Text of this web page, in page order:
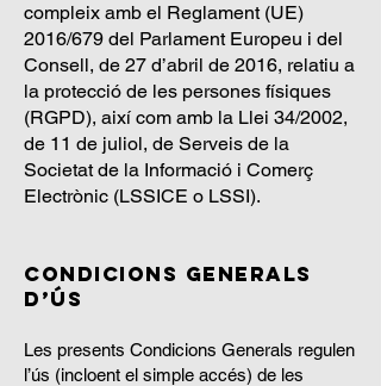
compleix amb el Reglament (UE)
2016/679 del Parlament Europeu i del
Consell, de 27 d’abril de 2016, relatiu a
la protecció de les persones físiques
(RGPD), així com amb la Llei 34/2002,
de 11 de juliol, de Serveis de la
Societat de la Informació i Comerç
Electrònic (LSSICE o LSSI).
Condicions generals
d’ús
Les presents Condicions Generals regulen
l’ús (incloent el simple accés) de les